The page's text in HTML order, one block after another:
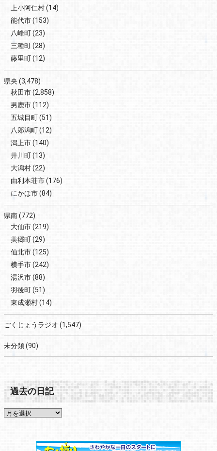
上小阿仁村(14)
能代市(153)
八峰町(23)
三種町(28)
藤里町(12)
県央(3,478)
秋田市(2,858)
男鹿市(112)
五城目町(51)
八郎潟町(12)
潟上市(140)
井川町(13)
大潟村(22)
由利本荘市(176)
にかほ市(84)
県南(772)
大仙市(219)
美郷町(29)
仙北市(125)
横手市(242)
湯沢市(88)
羽後町(51)
東成瀬村(14)
ごくじょうラジオ (1,547)
未分類(90)
過去の日記